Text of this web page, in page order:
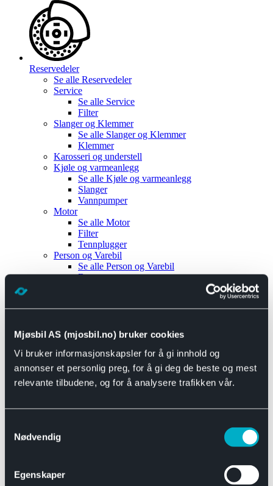
Mjøsbil AS (mjosbil.no) bruker cookies
Vi bruker informasjonskapsler for å gi innhold og
annonser et personlig preg, for å gi deg de beste og mest
relevante tilbudene, og for å analysere trafikken vår.
Nødvendig
Egenskaper
Reservedeler
Se alle Reservedeler
Service
Se alle Service
Filter
Slanger og Klemmer
Se alle Slanger og Klemmer
Klemmer
Karosseri og understell
Kjøle og varmeanlegg
Se alle Kjøle og varmeanlegg
Slanger
Vannpumper
Motor
Se alle Motor
Filter
Tennplugger
Person og Varebil
Se alle Person og Varebil
Brems
Motor og drivverk
Se alle Universal
Bremsedeler
Se alle Bremsedeler
Bremsenippler
Drivline og motor
Se alle Drivline og motor
Eksosanlegg